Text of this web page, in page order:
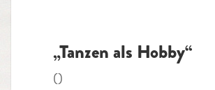
„Tanzen als Hobby“
()